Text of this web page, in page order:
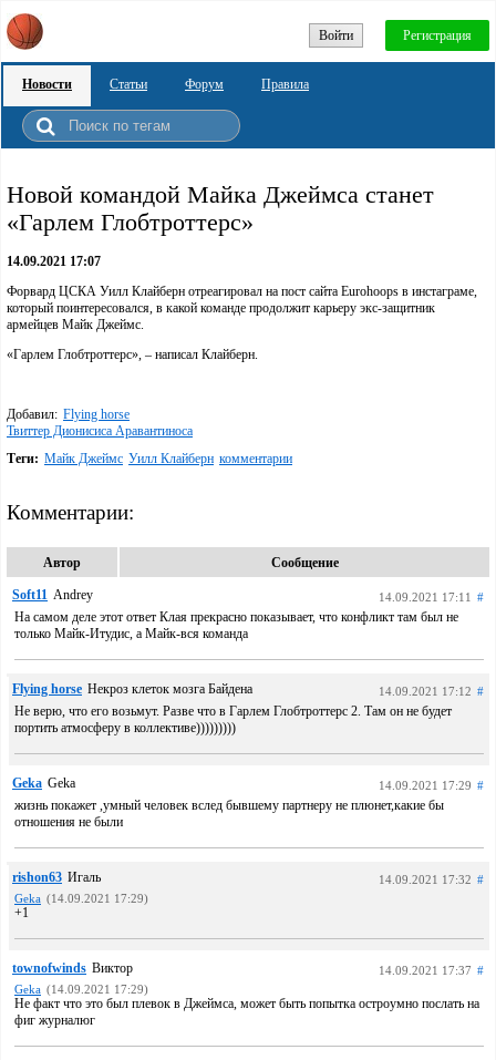
Войти Регистрация
Новости Статьи Форум Правила
Новой командой Майка Джеймса станет
«Гарлем Глобтроттерс»
14.09.2021 17:07
Форвард ЦСКА Уилл Клайберн отреагировал на пост сайта Eurohoops в инстаграме,
который поинтересовался, в какой команде продолжит карьеру экс-защитник
армейцев Майк Джеймс.
«Гарлем Глобтроттерс», – написал Клайберн.
Добавил: Flying horse
Твиттер Дионисиса Аравантиноса
Теги: Майк Джеймс Уилл Клайберн комментарии
Комментарии:
Автор Сообщение
Soft11 Andrey 14.09.2021 17:11 #
На самом деле этот ответ Клая прекрасно показывает, что конфликт там был не
только Майк-Итудис, а Майк-вся команда
Flying horse Некроз клеток мозга Байдена 14.09.2021 17:12 #
Не верю, что его возьмут. Разве что в Гарлем Глобтроттерс 2. Там он не будет
портить атмосферу в коллективе)))))))))
Geka Geka 14.09.2021 17:29 #
жизнь покажет ,умный человек вслед бывшему партнеру не плюнет,какие бы
отношения не были
rishon63 Игаль 14.09.2021 17:32 #
Geka (14.09.2021 17:29)
+1
townofwinds Виктор 14.09.2021 17:37 #
Geka (14.09.2021 17:29)
Не факт что это был плевок в Джеймса, может быть попытка остроумно послать на
фиг журналюг